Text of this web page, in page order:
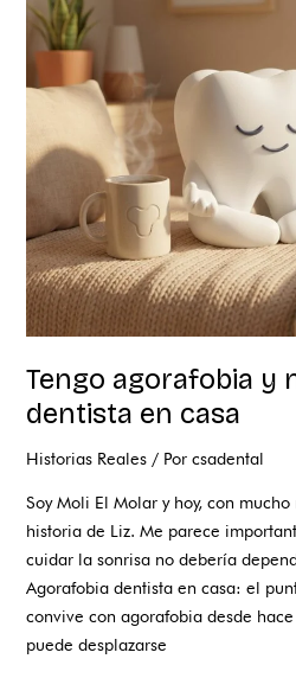
Tengo agorafobia y
dentista en casa
Historias Reales / Porcsadental
Soy Moli El Molar y hoy, con
historia de Liz. Me parece
cuidar la sonrisa no debería
Agorafobia dentista en casa: el
convive con agorafobia desde
puede desplazarse
agorafobia
necesito
en